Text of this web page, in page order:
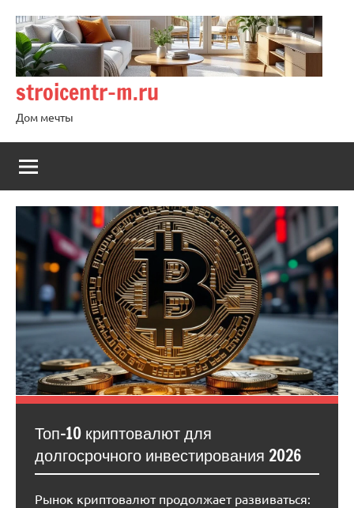
содержимому
stroicentr-m.ru
Дом мечты
Топ-10 криптовалют для
долгосрочного инвестирования 2026
Рынок криптовалют продолжает развиваться: